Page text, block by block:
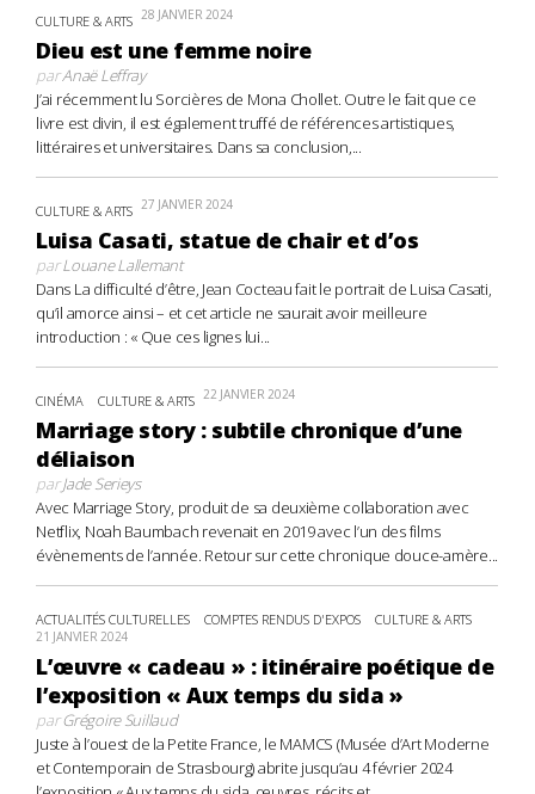
CULTURE & ARTS 28 JANVIER 2024
Dieu est une femme noire
parAnaë Leffray
J’ai récemment lu Sorcières de Mona Chollet. Outre le fait que ce
livre est divin, il est également truffé de références artistiques,
littéraires et universitaires. Dans sa conclusion,...
CULTURE & ARTS 27 JANVIER 2024
Luisa Casati, statue de chair et d’os
parLouane Lallemant
Dans La difficulté d’être, Jean Cocteau fait le portrait de Luisa Casati,
qu’il amorce ainsi – et cet article ne saurait avoir meilleure
introduction : « Que ces lignes lui...
CINÉMA CULTURE & ARTS 22 JANVIER 2024
Marriage story : subtile chronique d’une
déliaison
parJade Serieys
Avec Marriage Story, produit de sa deuxième collaboration avec
Netflix, Noah Baumbach revenait en 2019 avec l’un des films
évènements de l’année. Retour sur cette chronique douce-amère...
ACTUALITÉS CULTURELLES COMPTES RENDUS D'EXPOS CULTURE & ARTS
21 JANVIER 2024
L’œuvre « cadeau » : itinéraire poétique de
l’exposition « Aux temps du sida »
parGrégoire Suillaud
Juste à l’ouest de la Petite France, le MAMCS (Musée d’Art Moderne
et Contemporain de Strasbourg) abrite jusqu’au 4 février 2024